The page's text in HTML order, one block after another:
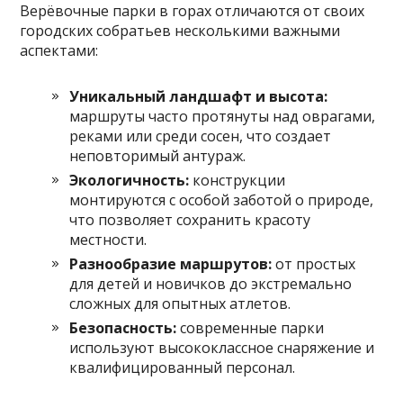
Верёвочные парки в горах отличаются от своих
городских собратьев несколькими важными
аспектами:
Уникальный ландшафт и высота:
маршруты часто протянуты над оврагами,
реками или среди сосен, что создает
неповторимый антураж.
Экологичность: конструкции
монтируются с особой заботой о природе,
что позволяет сохранить красоту
местности.
Разнообразие маршрутов:от простых
для детей и новичков до экстремально
сложных для опытных атлетов.
Безопасность:современные парки
используют высококлассное снаряжение и
квалифицированный персонал.